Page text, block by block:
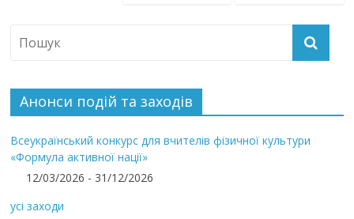
Анонси подій та заходів
Всеукраїнський конкурс для вчителів фізичної культури
«Формула активної нації»
12/03/2026 - 31/12/2026
усі заходи